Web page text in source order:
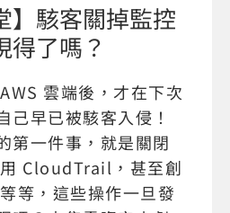
】駭客關掉監控
得了嗎？
雲端後，才在下次
己早已被駭客入侵！
第一件事，就是關閉
CloudTrail，甚至創
等，這些操作一旦發